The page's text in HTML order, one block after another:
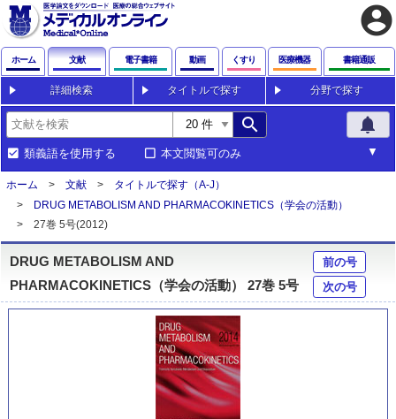
account_circle
ホーム 文献 電子書籍 動画 くすり 医療機器 書籍通販
詳細検索 タイトルで探す 分野で探す
search notifications
類義語を使用する 本文閲覧可のみ
ホーム 文献
タイトルで探す（A-J）
DRUG METABOLISM AND PHARMACOKINETICS（学会の活動）
27巻 5号(2012)
DRUG METABOLISM AND
PHARMACOKINETICS（学会の活動） 27巻 5号
前の号
次の号